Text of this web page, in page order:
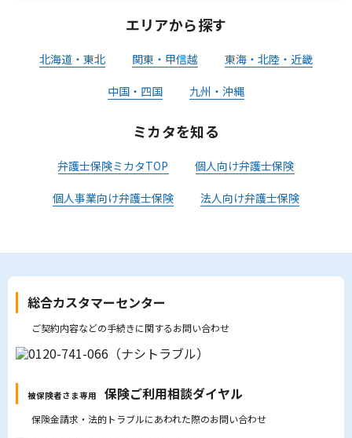
エリアから探す
北海道・東北 関東・甲信越 東海・北陸・近畿
中国・四国 九州・沖縄
ミカタを知る
弁護士保険ミカタTOP 個人向け弁護士保険
個人事業向け弁護士保険 法人向け弁護士保険
総合カスタマーセンター
ご契約内容などの手続きに関するお問い合わせ
被保険者さま専用 保険ご利用相談ダイヤル
保険金請求・法的トラブルにあわれた際のお問い合わせ